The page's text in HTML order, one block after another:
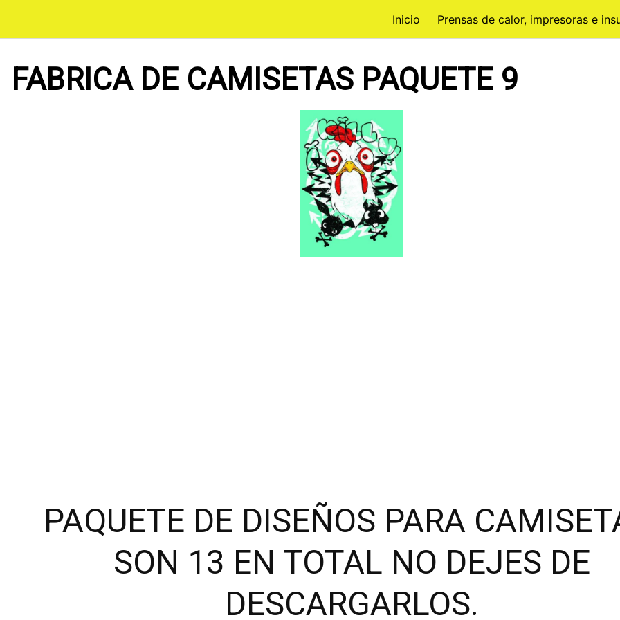
contenido
Inicio Prensas de calor, impresoras e
FABRICA DE CAMISETAS PAQUETE 9
PAQUETE DE DISEÑOS PARA
SON 13 EN TOTAL NO DEJES DE
DESCARGARLOS.